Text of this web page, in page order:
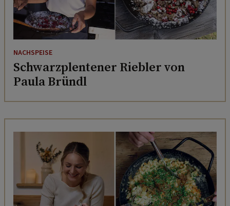
NACHSPEISE
Schwarzplentener Riebler von
Paula Bründl